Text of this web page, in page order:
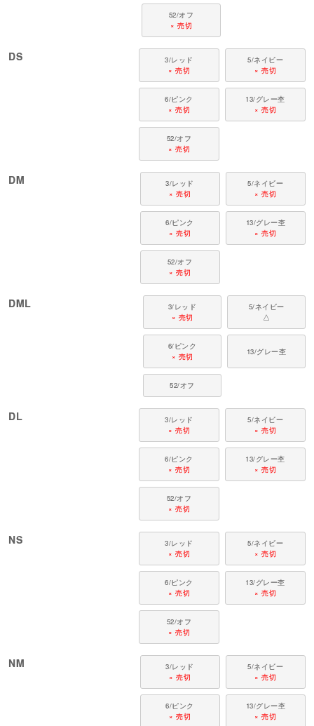
52/オフ
× 売切
DS
3/レッド
× 売切
5/ネイビー
× 売切
6/ピンク
× 売切
13/グレー杢
× 売切
52/オフ
× 売切
DM
3/レッド
× 売切
5/ネイビー
× 売切
6/ピンク
× 売切
13/グレー杢
× 売切
52/オフ
× 売切
DML
3/レッド
× 売切
5/ネイビー
△
6/ピンク
× 売切
13/グレー杢
52/オフ
DL
3/レッド
× 売切
5/ネイビー
× 売切
6/ピンク
× 売切
13/グレー杢
× 売切
52/オフ
× 売切
NS
3/レッド
× 売切
5/ネイビー
× 売切
6/ピンク
× 売切
13/グレー杢
× 売切
52/オフ
× 売切
NM
3/レッド
× 売切
5/ネイビー
× 売切
6/ピンク
× 売切
13/グレー杢
× 売切